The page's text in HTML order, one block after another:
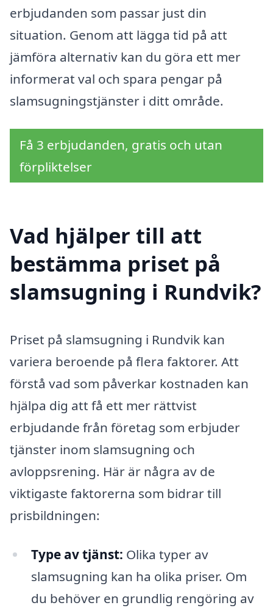
erbjudanden som passar just din
situation. Genom att lägga tid på att
jämföra alternativ kan du göra ett mer
informerat val och spara pengar på
slamsugningstjänster i ditt område.
Få 3 erbjudanden, gratis och utan
förpliktelser
Vad hjälper till att
bestämma priset på
slamsugning i Rundvik?
Priset på slamsugning i Rundvik kan
variera beroende på flera faktorer. Att
förstå vad som påverkar kostnaden kan
hjälpa dig att få ett mer rättvist
erbjudande från företag som erbjuder
tjänster inom slamsugning och
avloppsrening. Här är några av de
viktigaste faktorerna som bidrar till
prisbildningen:
Type av tjänst: Olika typer av
slamsugning kan ha olika priser. Om
du behöver en grundlig rengöring av